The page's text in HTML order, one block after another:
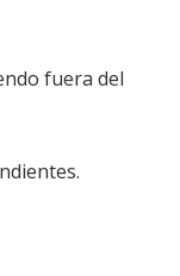
fuera del